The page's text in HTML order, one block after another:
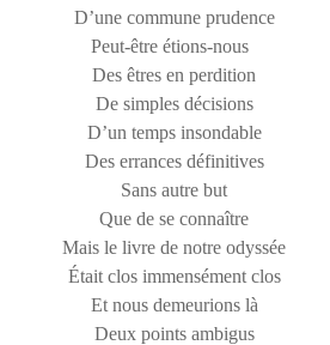
D’une commune prudence
Peut-être étions-nous
Des êtres en perdition
De simples décisions
D’un temps insondable
Des errances définitives
Sans autre but
Que de se connaître
Mais le livre de notre odyssée
Était clos immensément clos
Et nous demeurions là
Deux points ambigus